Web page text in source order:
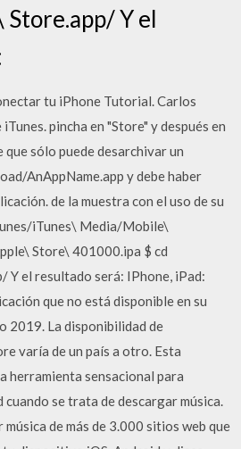
Store.app/ Y el
tu iPhone Tutorial. Carlos
pincha en "Store" y después en
que sólo puede desarchivar un
AnAppName.app y debe haber
de la muestra con el uso de su
iTunes\ Media/Mobile\
Store\ 401000.ipa $ cd
Y el resultado será: IPhone, iPad:
que no está disponible en su
2019. La disponibilidad de
varía de un país a otro. Esta
herramienta sensacional para
se trata de descargar música.
de más de 3.000 sitios web que